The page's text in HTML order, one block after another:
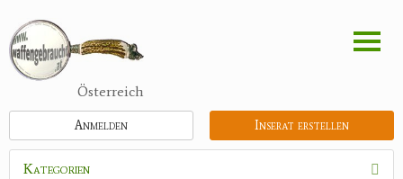
zum
Inhalt
Österreich
Inserat erstellen
Anmelden
Kategorien